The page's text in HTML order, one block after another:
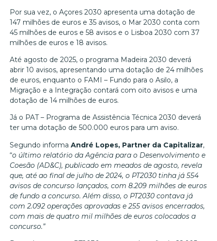
Por sua vez, o Açores 2030 apresenta uma dotação de
147 milhões de euros e 35 avisos, o Mar 2030 conta com
45 milhões de euros e 58 avisos e o Lisboa 2030 com 37
milhões de euros e 18 avisos.
Até agosto de 2025, o programa Madeira 2030 deverá
abrir 10 avisos, apresentando uma dotação de 24 milhões
de euros, enquanto o FAMI – Fundo para o Asilo, a
Migração e a Integração contará com oito avisos e uma
dotação de 14 milhões de euros.
Já o PAT – Programa de Assistência Técnica 2030 deverá
ter uma dotação de 500.000 euros para um aviso.
Segundo informa André Lopes, Partner da Capitalizar,
“o último relatório da Agência para o Desenvolvimento e
Coesão (AD&C), publicado em meados de agosto, revela
que, até ao final de julho de 2024, o PT2030 tinha já 554
avisos de concurso lançados, com 8.209 milhões de euros
de fundo a concurso. Além disso, o PT2030 contava já
com 2.092 operações aprovadas e 255 avisos encerrados,
com mais de quatro mil milhões de euros colocados a
concurso.”